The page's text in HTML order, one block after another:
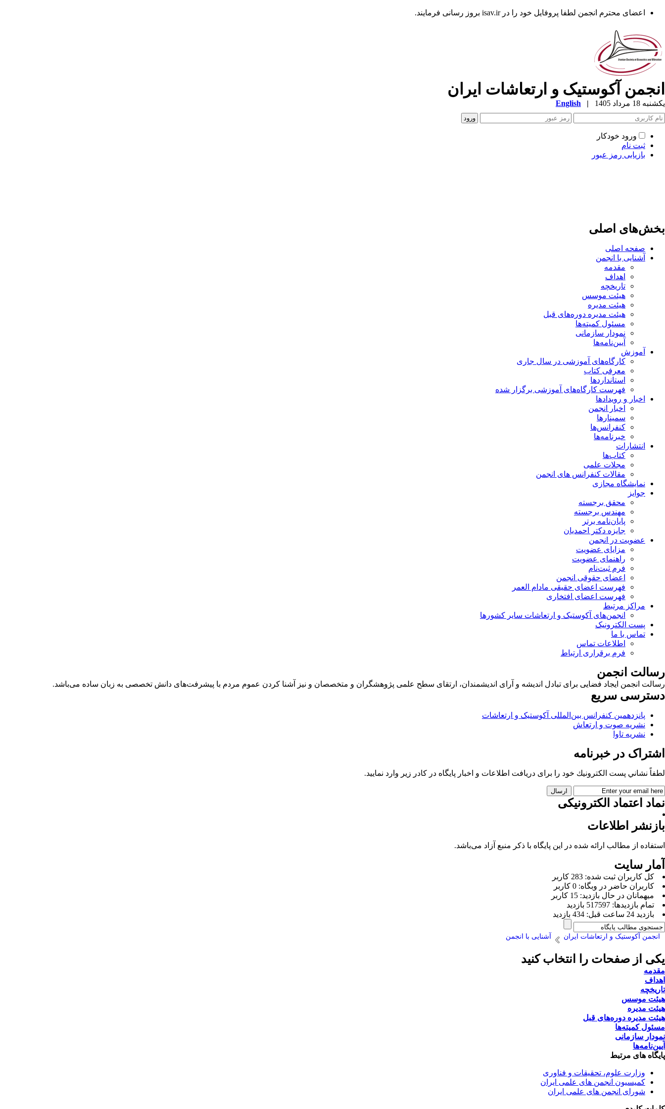
اعضای محترم انجمن لطفا پروفایل خود را در isav.ir بروز رسانی فرمایند.
انجمن آکوستیک و ارتعاشات ایران
یکشنبه 18 مرداد 1405 |
English
ورود خودکار
ثبت نام
بازیابی رمز عبور
بخش‌های اصلی
صفحه اصلی
آشنایی با انجمن
مقدمه
اهداف
تاریخچه
هیئت موسس
هیئت مدیره
هیئت مدیره دوره‌های قبل
مسئول کمیته‌ها
نمودار سازمانی
آیین‌نامه‌ها
آموزش
کارگاه‌های آموزشی در سال جاری
معرفی کتاب
استانداردها
فهرست کارگاه‌های آموزشی برگزار شده
اخبار و رویدادها
اخبار انجمن
سمینارها
کنفرانس‌ها
خبرنامه‌ها
انتشارات
کتاب‌ها
مجلات علمی
مقالات کنفرانس های انجمن
نمایشگاه مجازی
جوایز
محقق برجسته
مهندس برجسته
پایان‌نامه برتر
جایزه دکتر احمدیان
عضویت در انجمن
مزایای عضویت
راهنمای عضویت
فرم ثبت‌نام
اعضای حقوقی انجمن
فهرست اعضای حقیقی مادام‌ العمر
فهرست اعضای افتخاری
مراکز مرتبط
انجمن‌های آکوستیک و ارتعاشات سایر کشورها
پست الکترونیک
تماس با ما
اطلاعات تماس
فرم برقراری ارتباط
رسالت انجمن
رسالت انجمن ایجاد فضایی برای تبادل اندیشه و آرای اندیشمندان، ارتقای سطح علمی پژوهشگران و متخصصان و نیز آشنا کردن عموم مردم با پیشرفت‌های دانش تخصصی به زبان ساده می‌باشد.
دسترسی سریع
پانزدهمین کنفرانس بین‌المللی آکوستیک و ارتعاشات
نشریه صوت و ارتعاش
نشریه تاوا
اشتراک در خبرنامه
لطفاً نشاني پست الكترونيك خود را برای دريافت اطلاعات و اخبار پايگاه در كادر زير وارد نمایید.
نماد اعتماد الکترونیکی
بازنشر اطلاعات
استفاده از مطالب ارائه شده در این پایگاه با ذکر منبع آزاد می‌باشد.
آمار سایت
كل کاربران ثبت شده: 283 کاربر
کاربران حاضر در وبگاه: 0 کاربر
ميهمانان در حال بازديد: 15 کاربر
تمام بازديد‌ها: 517597 بازدید
بازديد 24 ساعت قبل: 434 بازدید
انجمن آکوستیک و ارتعاشات ایران آشنایی با انجمن
یکی از صفحات را انتخاب کنید
مقدمه
اهداف
تاریخچه
هیئت موسس
هیئت مدیره
هیئت مدیره دوره‌های قبل
مسئول کمیته‌ها
نمودار سازمانی
آیین‌نامه‌ها
پایگاه های مرتبط
وزارت علوم، تحقیقات و فناوری
کمیسیون انجمن های علمی ایران
شورای انجمن های علمی ایران